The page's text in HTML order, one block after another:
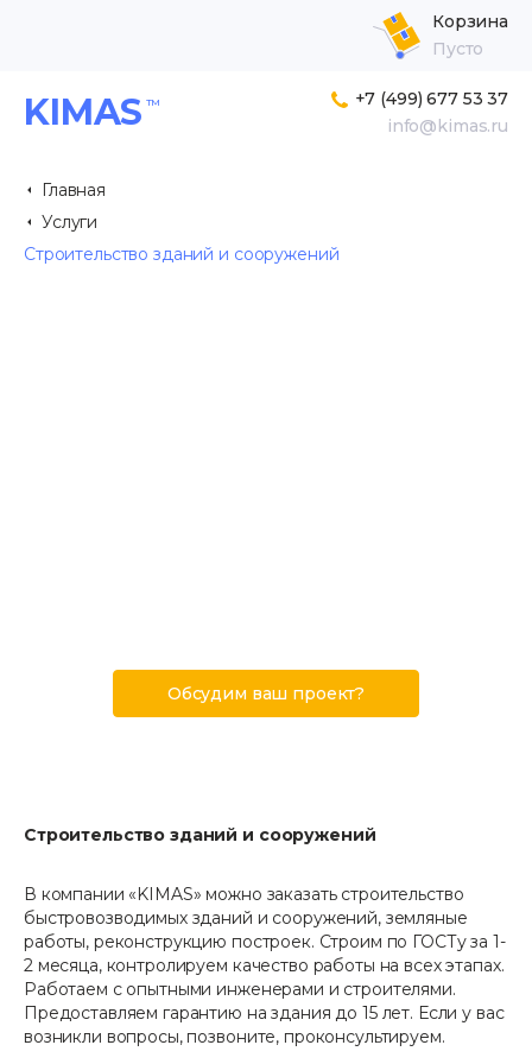
KIMAS
+7 (499) 677 53 37
info@kimas.ru
Корзина
Пусто
Главная
Услуги
Строительство зданий и сооружений
Обсудим ваш проект?
Строительство зданий и сооружений
В компании «KIMAS» можно заказать строительство
быстровозводимых зданий и сооружений, земляные
работы, реконструкцию построек. Строим по ГОСТу за 1-
2 месяца, контролируем качество работы на всех этапах.
Работаем с опытными инженерами и строителями.
Предоставляем гарантию на здания до 15 лет. Если у вас
возникли вопросы, позвоните, проконсультируем.